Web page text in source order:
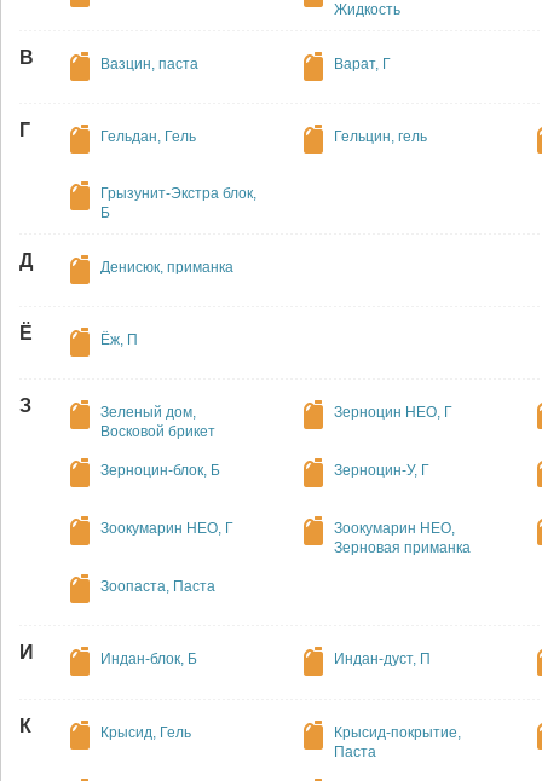
Жидкость
В Вазцин, паста Варат, Г
Г Гельдан, Гель Гельцин, гель
Грызунит-Экстра блок,
Б
Д Денисюк, приманка
Ё Ёж, П
З
Зеленый дом,
Восковой брикет
Зерноцин НЕО, Г
Зерноцин-блок, Б Зерноцин-У, Г
Зоокумарин НЕО, Г
Зоокумарин НЕО,
Зерновая приманка
Зоопаста, Паста
И Индан-блок, Б Индан-дуст, П
К Крысид, Гель
Крысид-покрытие,
Паста